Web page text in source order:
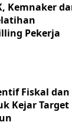
Kemnaker
Pekerja
Fiskal dan
Kejar Target